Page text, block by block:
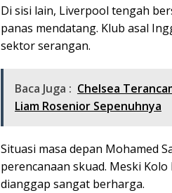
Di sisi lain, Liverpool tengah
panas mendatang. Klub asal
sektor serangan.
Baca Juga : Chelsea
Liam Rosenior Sepenuhnya
Situasi masa depan Mohamed
perencanaan skuad. Meski
dianggap sangat berharga.